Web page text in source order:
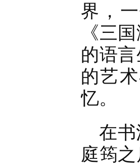
界，
《三
的语
的艺
忆。
在
庭筠